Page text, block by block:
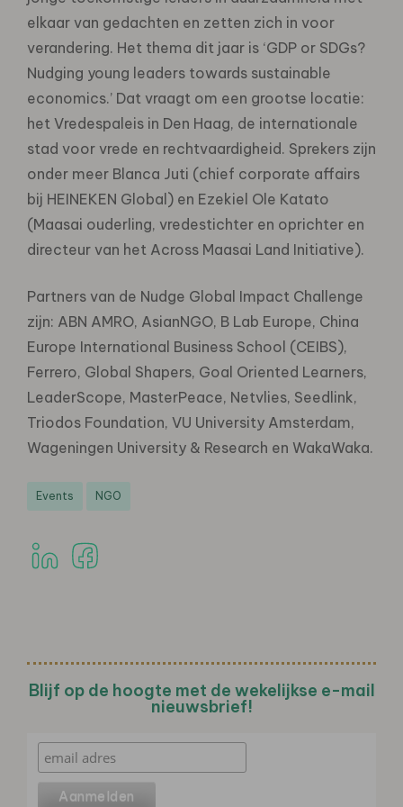
elkaar van gedachten en zetten zich in voor
verandering. Het thema dit jaar is ‘GDP or SDGs?
Nudging young leaders towards sustainable
economics.’ Dat vraagt om een grootse locatie:
het Vredespaleis in Den Haag, de internationale
stad voor vrede en rechtvaardigheid. Sprekers zijn
onder meer Blanca Juti (chief corporate affairs
bij HEINEKEN Global) en Ezekiel Ole Katato
(Maasai ouderling, vredestichter en oprichter en
directeur van het Across Maasai Land Initiative).
Partners van de Nudge Global Impact Challenge
zijn: ABN AMRO, AsianNGO, B Lab Europe, China
Europe International Business School (CEIBS),
Ferrero, Global Shapers, Goal Oriented Learners,
LeaderScope, MasterPeace, Netvlies, Seedlink,
Triodos Foundation, VU University Amsterdam,
Wageningen University & Research en WakaWaka.
Events NGO
Blijf op de hoogte met de wekelijkse e-mail
nieuwsbrief!